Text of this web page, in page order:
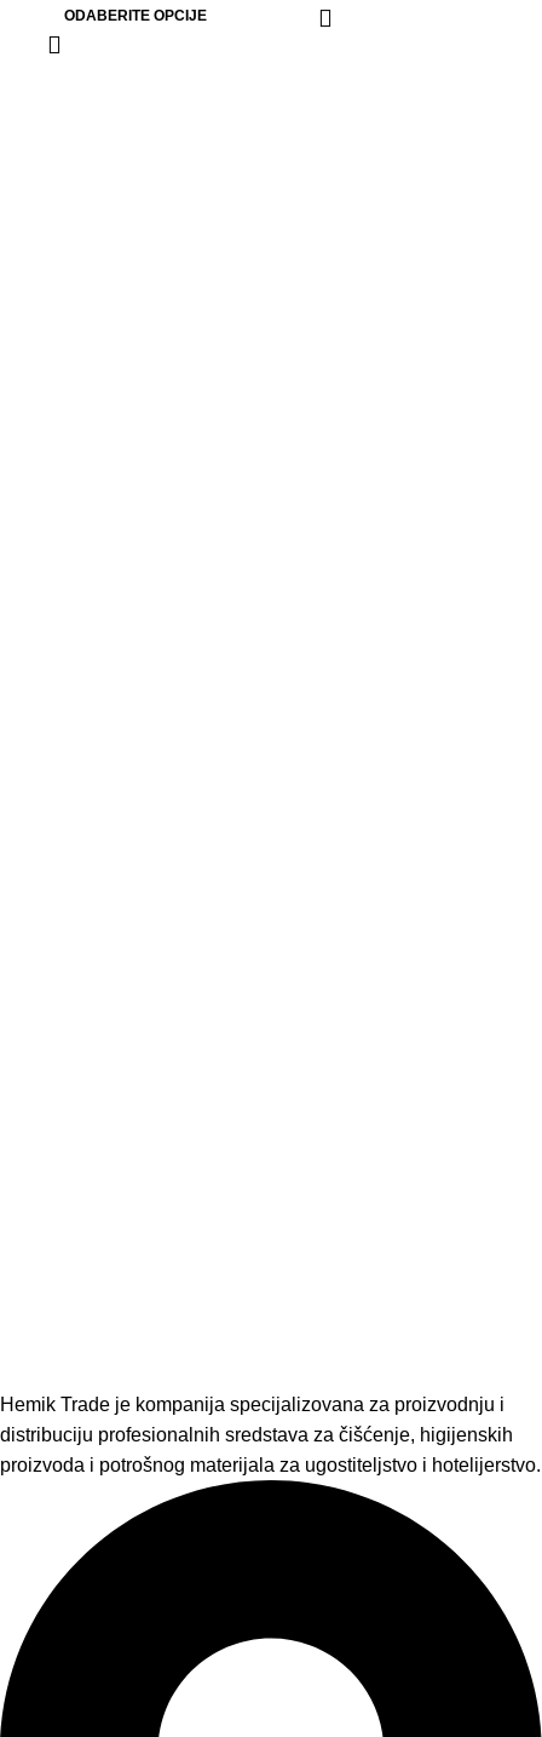
ODABERITE OPCIJE
Hemik Trade je kompanija specijalizovana za proizvodnju i
distribuciju profesionalnih sredstava za čišćenje, higijenskih
proizvoda i potrošnog materijala za ugostiteljstvo i hotelijerstvo.